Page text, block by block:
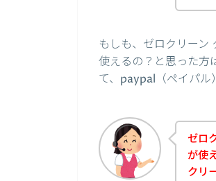
もしも、ゼロクリーン
使えるの？と思った方
て、paypal（ペイパル
ゼロ
が使
クリ